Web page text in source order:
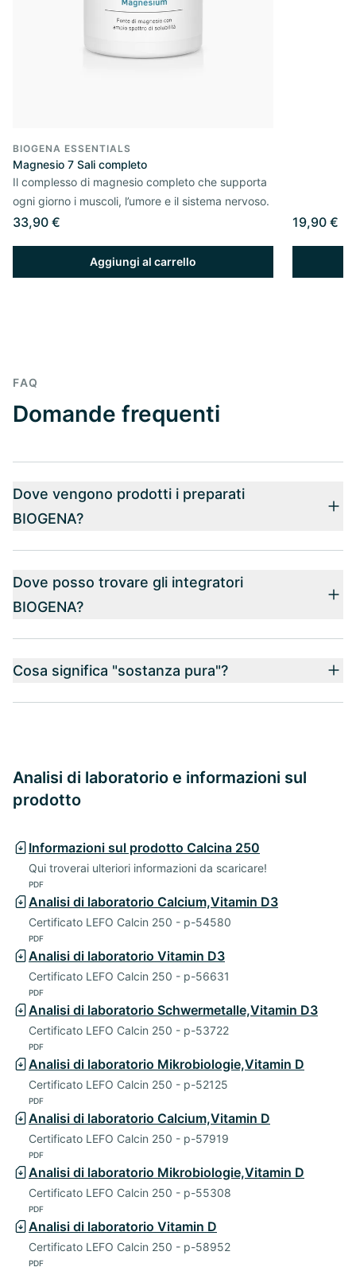
BIOGENA ESSENTIALS
Magnesio 7 Sali completo
Il complesso di magnesio completo che supporta
ogni giorno i muscoli, l’umore e il sistema nervoso.
33,90 €
Aggiungi al carrello
19,90 €
FAQ
Domande frequenti
Dove vengono prodotti i preparati
BIOGENA?
Dove posso trovare gli integratori
BIOGENA?
Cosa significa "sostanza pura"?
Analisi di laboratorio e informazioni sul
prodotto
Informazioni sul prodotto Calcina 250
Qui troverai ulteriori informazioni da scaricare!
PDF
Analisi di laboratorio Calcium,Vitamin D3
Certificato LEFO Calcin 250 - p-54580
PDF
Analisi di laboratorio Vitamin D3
Certificato LEFO Calcin 250 - p-56631
PDF
Analisi di laboratorio Schwermetalle,Vitamin D3
Certificato LEFO Calcin 250 - p-53722
PDF
Analisi di laboratorio Mikrobiologie,Vitamin D
Certificato LEFO Calcin 250 - p-52125
PDF
Analisi di laboratorio Calcium,Vitamin D
Certificato LEFO Calcin 250 - p-57919
PDF
Analisi di laboratorio Mikrobiologie,Vitamin D
Certificato LEFO Calcin 250 - p-55308
PDF
Analisi di laboratorio Vitamin D
Certificato LEFO Calcin 250 - p-58952
PDF